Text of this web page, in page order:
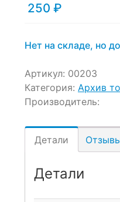
250 ₽
Нет на складе, но
Артикул: 00203
Категория: Архив
Производитель:
Детали
Детали